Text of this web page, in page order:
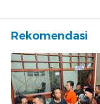
Rekomendasi